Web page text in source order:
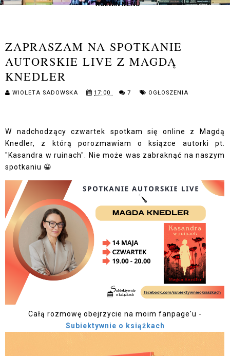
≡ ROZWIŃ MENU
ZAPRASZAM NA SPOTKANIE
AUTORSKIE LIVE Z MAGDĄ
KNEDLER
WIOLETA SADOWSKA 17:00 7 OGŁOSZENIA
W nadchodzący czwartek spotkam się online z Magdą
Knedler, z którą porozmawiam o książce autorki pt.
"Kasandra w ruinach". Nie może was zabraknąć na naszym
spotkaniu 😀
Całą rozmowę obejrzycie na moim fanpage'u -
Subiektywnie o książkach